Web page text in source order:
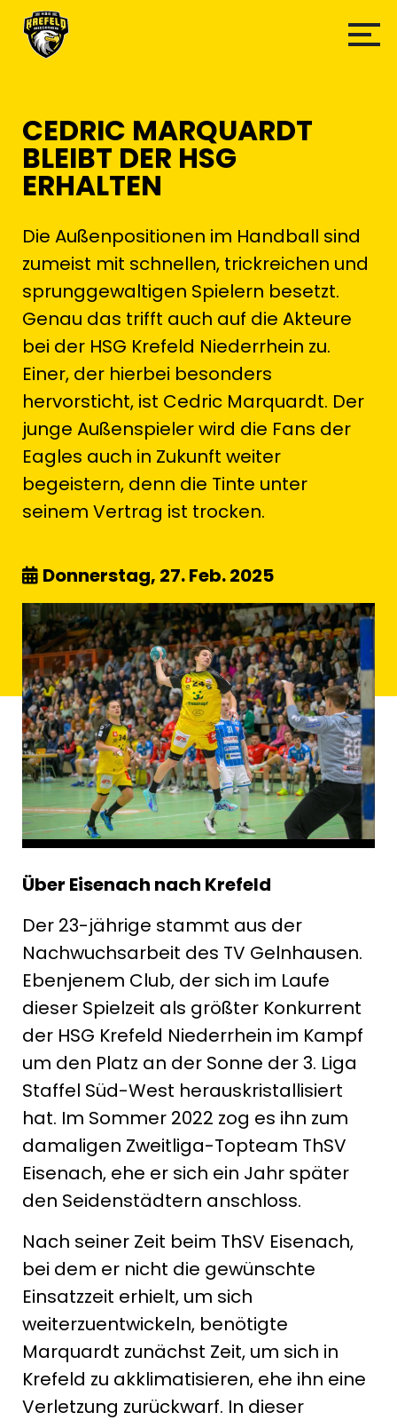
CEDRIC MARQUARDT
BLEIBT DER HSG
ERHALTEN
Die Außenpositionen im Handball sind
zumeist mit schnellen, trickreichen und
sprunggewaltigen Spielern besetzt.
Genau das trifft auch auf die Akteure
bei der HSG Krefeld Niederrhein zu.
Einer, der hierbei besonders
hervorsticht, ist Cedric Marquardt. Der
junge Außenspieler wird die Fans der
Eagles auch in Zukunft weiter
begeistern, denn die Tinte unter
seinem Vertrag ist trocken.
Donnerstag, 27. Feb. 2025
Über Eisenach nach Krefeld
Der 23-jährige stammt aus der
Nachwuchsarbeit des TV Gelnhausen.
Ebenjenem Club, der sich im Laufe
dieser Spielzeit als größter Konkurrent
der HSG Krefeld Niederrhein im Kampf
um den Platz an der Sonne der 3. Liga
Staffel Süd-West herauskristallisiert
hat. Im Sommer 2022 zog es ihn zum
damaligen Zweitliga-Topteam ThSV
Eisenach, ehe er sich ein Jahr später
den Seidenstädtern anschloss.
Nach seiner Zeit beim ThSV Eisenach,
bei dem er nicht die gewünschte
Einsatzzeit erhielt, um sich
weiterzuentwickeln, benötigte
Marquardt zunächst Zeit, um sich in
Krefeld zu akklimatisieren, ehe ihn eine
Verletzung zurückwarf. In dieser